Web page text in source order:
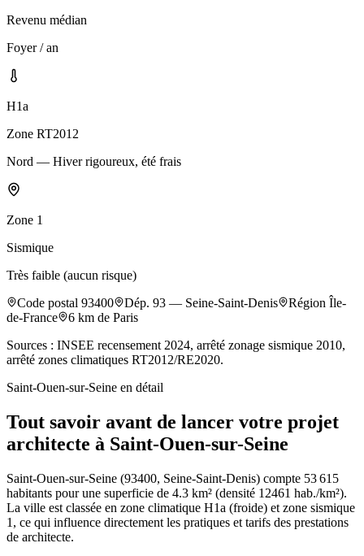
Revenu médian
Foyer / an
H1a
Zone RT2012
Nord — Hiver rigoureux, été frais
Zone 1
Sismique
Très faible (aucun risque)
Code postal 93400 Dép. 93 — Seine-Saint-Denis Région Île-
de-France
6 km de Paris
Sources : INSEE recensement 2024, arrêté zonage sismique 2010,
arrêté zones climatiques RT2012/RE2020.
Saint-Ouen-sur-Seine en détail
Tout savoir avant de lancer votre projet
architecte à Saint-Ouen-sur-Seine
Saint-Ouen-sur-Seine (93400, Seine-Saint-Denis) compte 53 615
habitants pour une superficie de 4.3 km² (densité 12461 hab./km²).
La ville est classée en zone climatique H1a (froide) et zone sismique
1, ce qui influence directement les pratiques et tarifs des prestations
de architecte.